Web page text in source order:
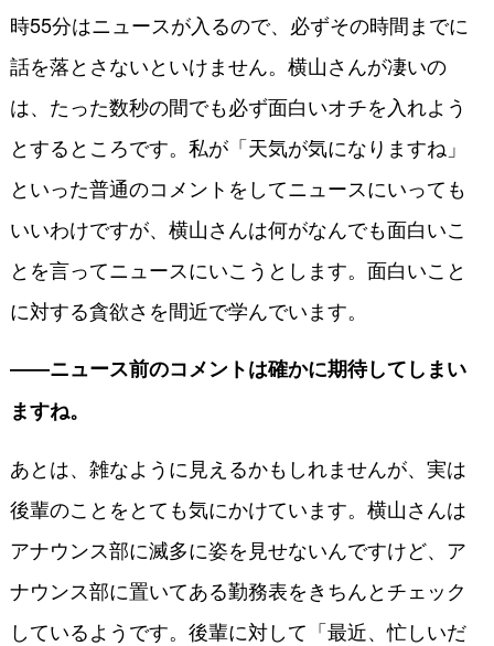
時55分はニュースが入るので、必ずその時間までに
話を落とさないといけません。横山さんが凄いの
は、たった数秒の間でも必ず面白いオチを入れよう
とするところです。私が「天気が気になりますね」
といった普通のコメントをしてニュースにいっても
いいわけですが、横山さんは何がなんでも面白いこ
とを言ってニュースにいこうとします。面白いこと
に対する貪欲さを間近で学んでいます。
――ニュース前のコメントは確かに期待してしまい
ますね。
あとは、雑なように見えるかもしれませんが、実は
後輩のことをとても気にかけています。横山さんは
アナウンス部に滅多に姿を見せないんですけど、ア
ナウンス部に置いてある勤務表をきちんとチェック
しているようです。後輩に対して「最近、忙しいだ